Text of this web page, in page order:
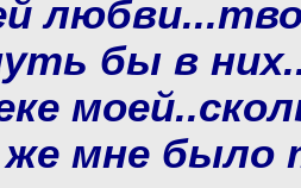
бы в
мне было